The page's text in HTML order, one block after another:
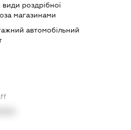
види роздрібної
магазинами
автомобільний